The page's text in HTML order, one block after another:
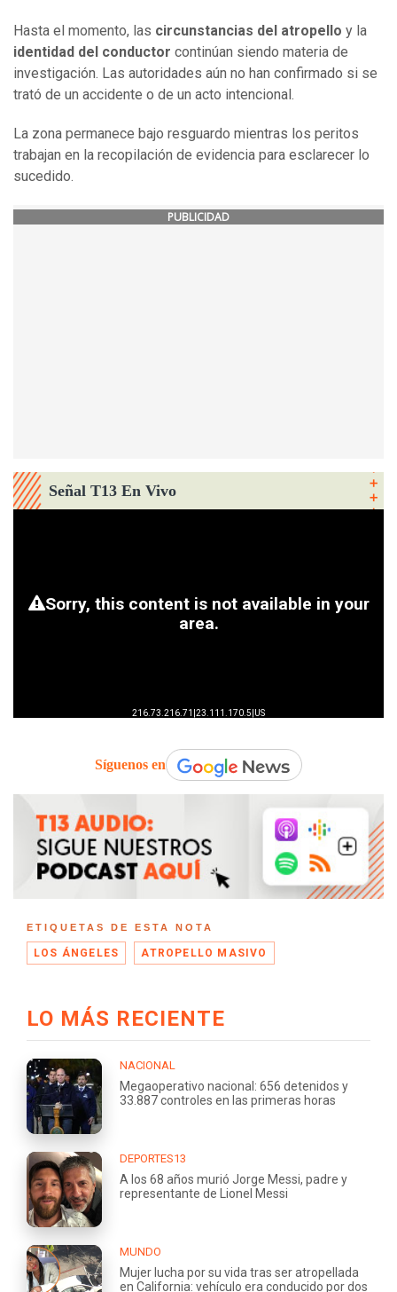
Hasta el momento, las circunstancias del atropello y la
identidad del conductor continúan siendo materia de
investigación. Las autoridades aún no han confirmado si se
trató de un accidente o de un acto intencional.
La zona permanece bajo resguardo mientras los peritos
trabajan en la recopilación de evidencia para esclarecer lo
sucedido.
PUBLICIDAD
Señal T13 En Vivo
Síguenos en
ETIQUETAS DE ESTA NOTA
LOS ÁNGELES ATROPELLO MASIVO
LO MÁS RECIENTE
NACIONAL
Megaoperativo nacional: 656 detenidos y
33.887 controles en las primeras horas
DEPORTES13
A los 68 años murió Jorge Messi, padre y
representante de Lionel Messi
MUNDO
Mujer lucha por su vida tras ser atropellada
en California: vehículo era conducido por dos